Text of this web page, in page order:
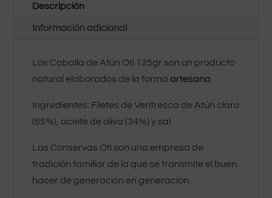
Descripción
Información adicional
Los Caballa de Atún Oti 125gr son un producto
natural elaborados de la formaartesana
Ingredientes: Filetes de Ventresca de Atún claro
(65%), aceite de oliva (34%) y sal.
Las Conservas Oti son una empresa de
tradición familiar de la que se transmite el buen
hacer de generación en generación.